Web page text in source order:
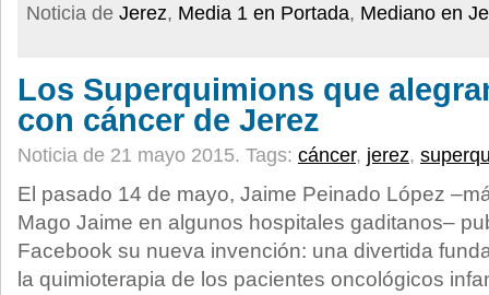
Noticia de Jerez, Media 1 en Portada, Mediano en
Los Superquimions que
con cáncer de Jerez
Noticia de 21 mayo 2015. Tags: cáncer, jerez,
El pasado 14 de mayo, Jaime Peinado López
Mago Jaime en algunos hospitales gaditanos–
Facebook su nueva invención: una divertida
la quimioterapia de los pacientes oncológicos